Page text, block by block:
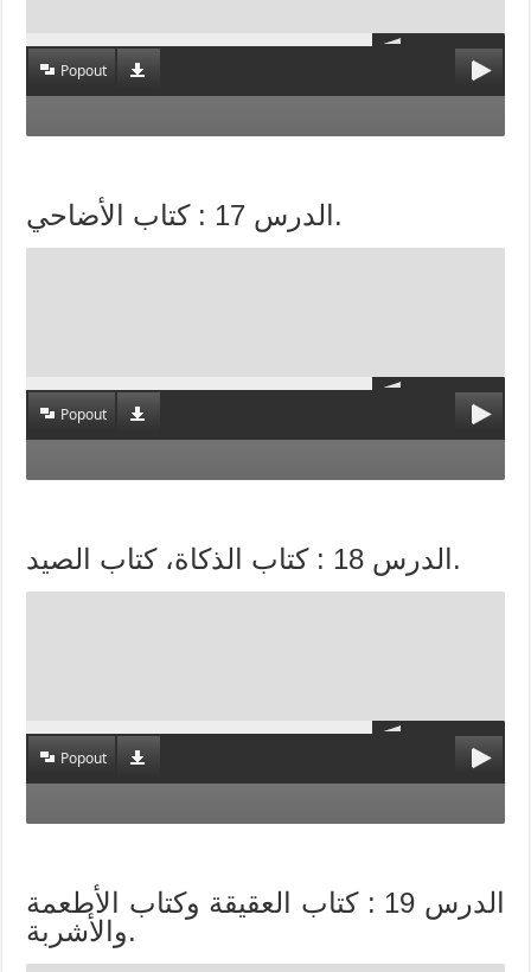
Popout
الدرس 17 : كتاب الأضاحي.
Popout
الدرس 18 : كتاب الذكاة، كتاب الصيد.
Popout
الدرس 19 : كتاب العقيقة وكتاب الأطعمة
والأشربة.